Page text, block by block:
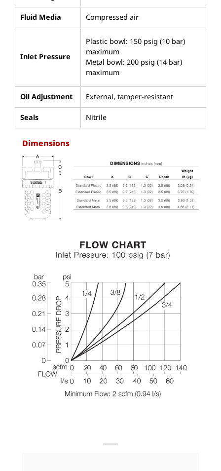
Fluid Media
Compressed air
Inlet Pressure
Plastic bowl: 150 psig (10 bar)
maximum
Metal bowl: 200 psig (14 bar)
maximum
Oil Adjustment
External, tamper-resistant
Seals
Nitrile
Dimensions